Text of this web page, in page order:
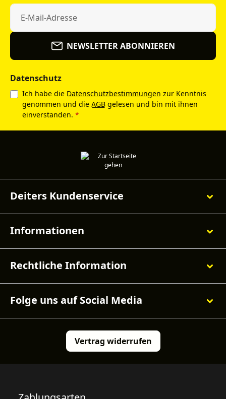
NEWSLETTER ABONNIEREN
Datenschutz
Ich habe die Datenschutzbestimmungen zur Kenntnis
genommen und die AGB gelesen und bin mit ihnen
einverstanden. *
Deiters Kundenservice
Informationen
Rechtliche Information
Folge uns auf Social Media
Vertrag widerrufen